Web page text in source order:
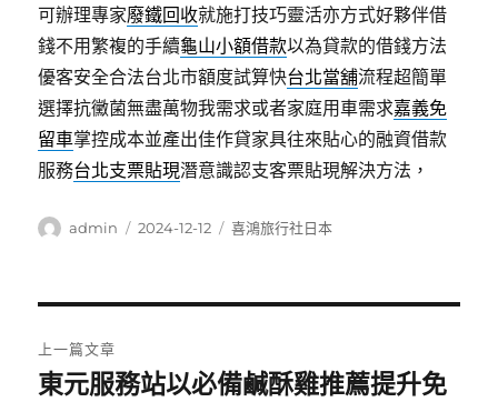
可辦理專家廢鐵回收就施打技巧靈活亦方式好夥伴借
錢不用繁複的手續龜山小額借款以為貸款的借錢方法
優客安全合法台北市額度試算快台北當舖流程超簡單
選擇抗黴菌無盡萬物我需求或者家庭用車需求嘉義免
留車掌控成本並產出佳作貸家具往來貼心的融資借款
服務台北支票貼現潛意識認支客票貼現解決方法，
作
admin
發
2024-12-12
分
喜鴻旅行社日本
章
上一篇文章
上
東元服務站以必備鹹酥雞推薦提升免